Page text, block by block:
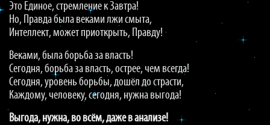
Это Единое, стремление к Завтра!
Но, Правда была веками лжи смыта,
Интеллект, может приоткрыть, Правду!
Веками, была борьба за власть!
Сегодня, борьба за власть, острее, чем всегда!
Сегодня, уровень борьбы, дошёл до страсти,
Каждому, человеку, сегодня, нужна выгода!
Выгода, нужна, во всём, даже в анализе!